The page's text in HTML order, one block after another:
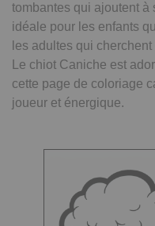
tombantes qui ajoutent à
idéale pour les enfants
les adultes qui
Le chiot Caniche est
cette page de coloriage
joueur et énergique.